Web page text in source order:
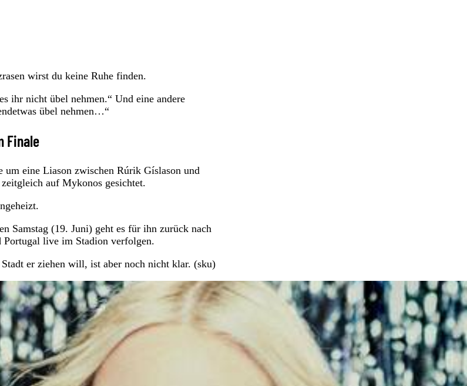
wirst du keine Ruhe finden.
ihr nicht übel nehmen.“ Und eine andere
übel nehmen…“
Finale
um eine Liason zwischen Rúrik Gíslason und
auf Mykonos gesichtet.
Samstag (19. Juni) geht es für ihn zurück nach
live im Stadion verfolgen.
er ziehen will, ist aber noch nicht klar. (sku)